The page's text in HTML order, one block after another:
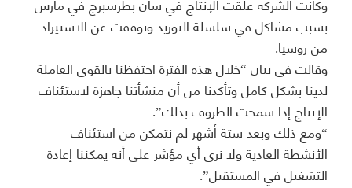
بسبب مشاكل في سلسلة التوريد وتوقفت عن الاستيراد
من روسيا.
وقالت في بيان “خلال هذه الفترة احتفظنا بالقوى العاملة
لدينا بشكل كامل وتأكدنا من أن منشأتنا جاهزة لاستئناف
الإنتاج إذا سمحت الظروف بذلك”.
“ومع ذلك وبعد ستة أشهر لم نتمكن من استئناف
الأنشطة العادية ولا نرى أي مؤشر على أنه يمكننا إعادة
التشغيل في المستقبل”.